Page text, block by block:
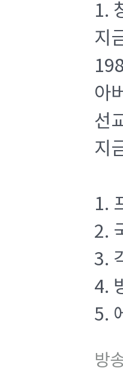
1.
지
아
선
지
1.
2.
3.
4.
5.
방